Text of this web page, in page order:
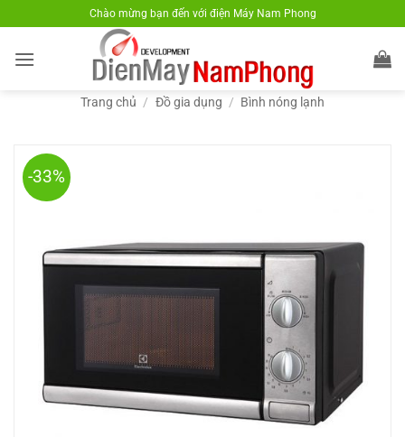
qua
nội
Chào mừng bạn đến với điện Máy Nam Phong
Trang chủ / Đồ gia dụng / Bình nóng lạnh
-33%